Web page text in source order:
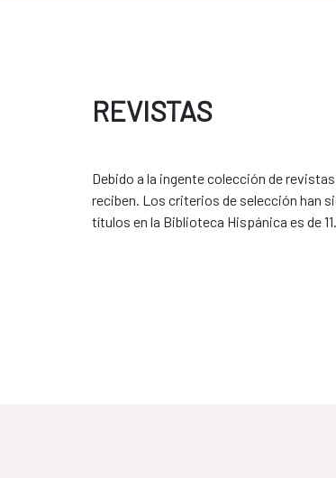
REVISTAS
Debido a la ingente colección de
reciben. Los criterios de selección han
títulos en la Biblioteca Hispánica es de